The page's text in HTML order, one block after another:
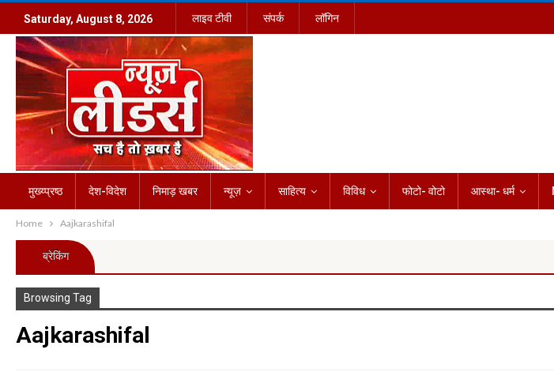
Saturday, August 8, 2026 लाइव टीवी संपर्क लॉगिन
मुख्य्प्रष्ठ देश-विदेश निमाड़ खबर न्यूज़ साहित्य विविध फोटो- वोटो आस्था- धर्म
Home Aajkarashifal
ब्रेकिंग
Browsing Tag
Aajkarashifal